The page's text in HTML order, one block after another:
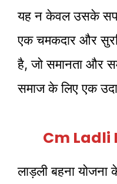
यह न केवल उसके
एक चमकदार और
है, जो समानता और
समाज के लिए एक
Cm Ladli
लाड़ली बहना योजना